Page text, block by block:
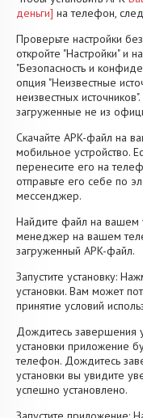
деньги] на телефон,
Проверьте настройки
откройте "Настройки" и
"Безопасность и
опция "Неизвестные
неизвестных
загруженные не из
Скачайте APK-файл на
мобильное устройство.
перенесите его на
отправьте его себе по
мессенджер.
Найдите файл на вашем
менеджер на вашем
загруженный APK-файл.
Запустите установку:
установки. Вам может
принятие условий
Дождитесь завершения
установки приложение
телефон. Дождитесь
установки вы увидите
успешно установлено.